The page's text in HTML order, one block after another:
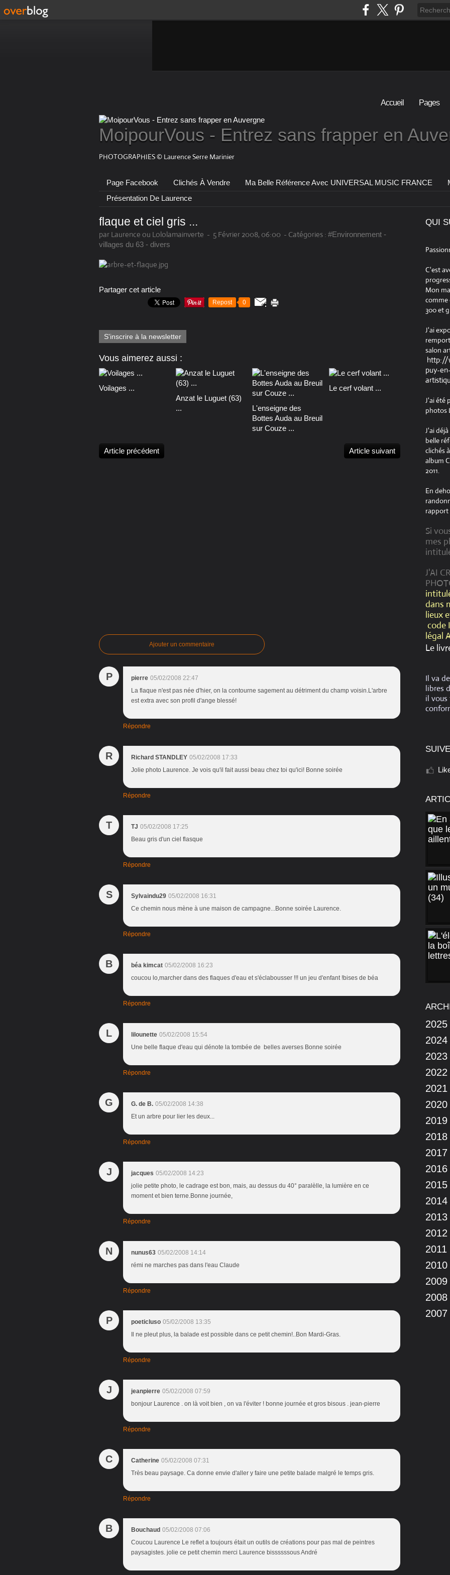
Accueil Pages
MoipourVous - Entrez sans frapper en
PHOTOGRAPHIES © Laurence Serre Marinier
Page Facebook Clichés À Vendre Ma Belle Référence Avec UNIVERSAL MUSIC FRANCE
Présentation De Laurence
flaque et ciel gris ...
par Laurence ou Lololamainverte - 5 Février 2008, 06:00 - Catégories : #Environnement -
villages du 63 - divers
Partager cet article
Repost 0
S'inscrire à la newsletter
Vous aimerez aussi :
Voilages ...
Anzat le Luguet (63)
...
L'enseigne des
Bottes Auda au Breuil
sur Couze ...
Le cerf volant ...
Article précédent Article suivant
Ajouter un commentaire
P pierre 05/02/2008 22:47
La flaque n'est pas née d'hier, on la contourne sagement au détriment du champ voisin.L'arbre
est extra avec son profil d'ange blessé!
Répondre
R Richard STANDLEY 05/02/2008 17:33
Jolie photo Laurence. Je vois qu'il fait aussi beau chez toi qu'ici! Bonne soirée
Répondre
T TJ 05/02/2008 17:25
Beau gris d'un ciel flasque
Répondre
S Sylvaindu29 05/02/2008 16:31
Ce chemin nous mène à une maison de campagne...Bonne soirée Laurence.
Répondre
B béa kimcat 05/02/2008 16:23
coucou lo,marcher dans des flaques d'eau et s'éclabousser !!! un jeu d'enfant !bises de béa
Répondre
L lilounette 05/02/2008 15:54
Une belle flaque d'eau qui dénote la tombée de belles averses Bonne soirée
Répondre
G G. de B. 05/02/2008 14:38
Et un arbre pour lier les deux...
Répondre
J jacques 05/02/2008 14:23
jolie petite photo, le cadrage est bon, mais, au dessus du 40° paralèlle, la lumière en ce
moment et bien terne.Bonne journée,
Répondre
N nunus63 05/02/2008 14:14
rémi ne marches pas dans l'eau Claude
Répondre
P poeticluso 05/02/2008 13:35
Il ne pleut plus, la balade est possible dans ce petit chemin!..Bon Mardi-Gras.
Répondre
J jeanpierre 05/02/2008 07:59
bonjour Laurence . on là voit bien , on va l'éviter ! bonne journée et gros bisous . jean-pierre
Répondre
C Catherine 05/02/2008 07:31
Très beau paysage. Ca donne envie d'aller y faire une petite balade malgré le temps gris.
Répondre
B Bouchaud 05/02/2008 07:06
Coucou Laurence Le reflet a toujours était un outils de créations pour pas mal de peintres
paysagistes. jolie ce petit chemin merci Laurence bissssssous André
QUI
C'est
Mon
comme
300 et
J'ai
salon
http://
puy-
J'ai été
photos
J'ai
belle
clichés
album
2011.
En
rapport
Si
mes
J'AI
dans
lieux
code
légal
Le
Il va
libres
il vous
2025
2024
2023
2022
2021
2020
2019
2018
2017
2016
2015
2014
2013
2012
2011
2010
2009
2008
2007